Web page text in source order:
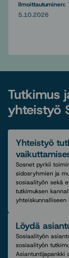
Ilmoittautuminen:
5.10.2026
Tutkimus
yhteistyö
Yhteistyö
Sosnet pyrkii
sidosryhmien ja
sosiaalityön sekä
tutkimuksen
yhteiskunnalliseen
Löydä
Sosiaalityön
sosiaalityön
Asiantuntijapankki